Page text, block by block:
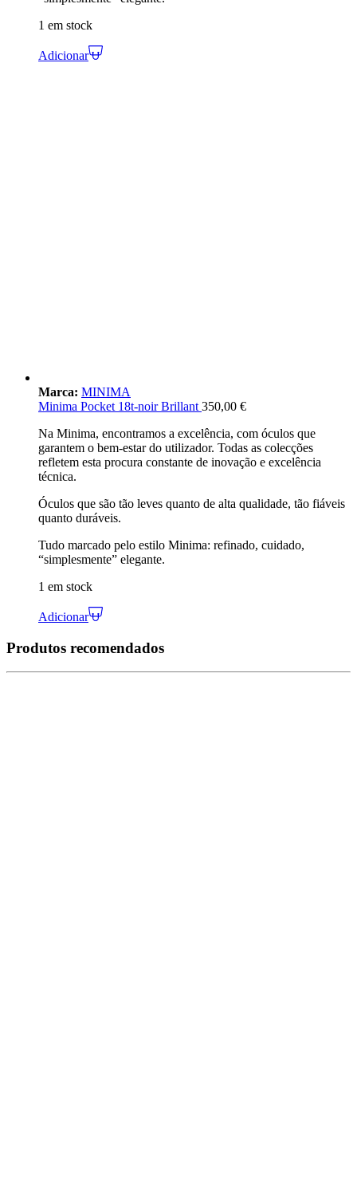
1 em stock
Adicionar
Marca: MINIMA
Minima Pocket 18t-noir Brillant 350,00 €
Na Minima, encontramos a excelência, com óculos que
garantem o bem-estar do utilizador. Todas as colecções
refletem esta procura constante de inovação e excelência
técnica.
Óculos que são tão leves quanto de alta qualidade, tão fiáveis
quanto duráveis.
Tudo marcado pelo estilo Minima: refinado, cuidado,
“simplesmente” elegante.
1 em stock
Adicionar
Produtos recomendados